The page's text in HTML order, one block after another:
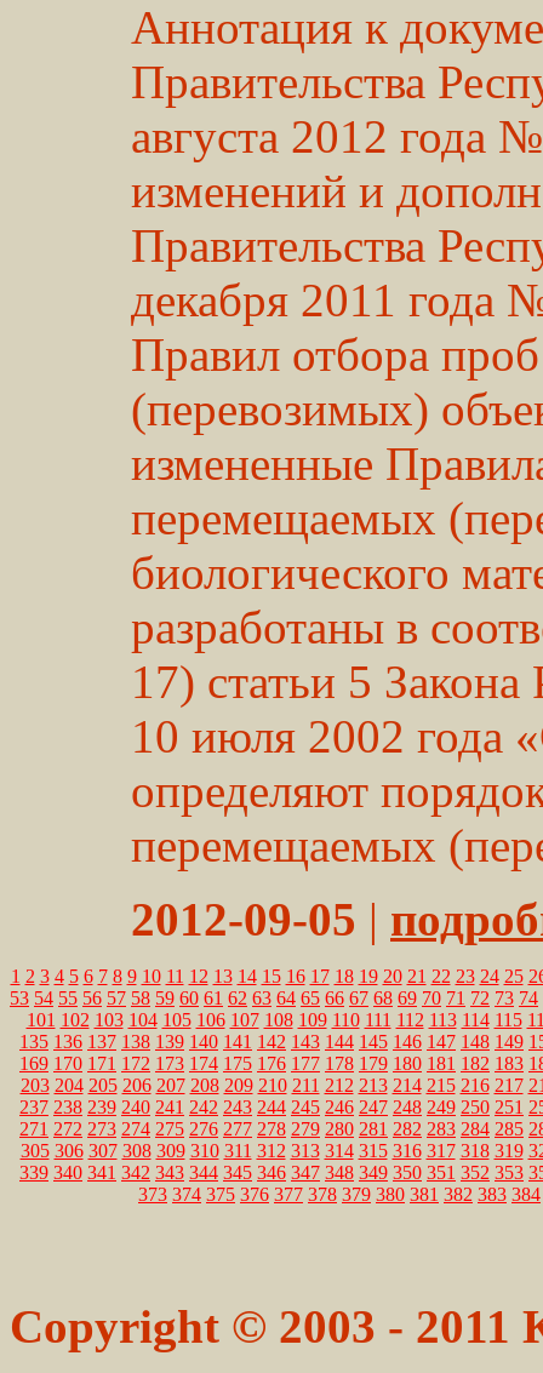
Аннотация к
Правительства
августа 2012 года
изменений и
Правительства
декабря 2011 года
Правил отбора
(перевозимых)
измененные
перемещаемых
биологического
разработаны в
17) статьи 5 Закона
10 июля 2002 года
определяют
перемещаемых
2012-09-05 |
1 2 3 4 5 6 7 8 9 10 11 12 13 14 15 16 17 18 19 20 21 22 23 24 25
53 54 55 56 57 58 59 60 61 62 63 64 65 66 67 68 69 70 71 72 73 74
101 102 103 104 105 106 107 108 109 110 111 112 113 114 115
135 136 137 138 139 140 141 142 143 144 145 146 147 148 149
169 170 171 172 173 174 175 176 177 178 179 180 181 182 183
203 204 205 206 207 208 209 210 211 212 213 214 215 216 217
237 238 239 240 241 242 243 244 245 246 247 248 249 250 251
271 272 273 274 275 276 277 278 279 280 281 282 283 284 285
305 306 307 308 309 310 311 312 313 314 315 316 317 318 319
339 340 341 342 343 344 345 346 347 348 349 350 351 352 353
373 374 375 376 377 378 379 380 381 382 383 384
Copyright © 2003 - 2011